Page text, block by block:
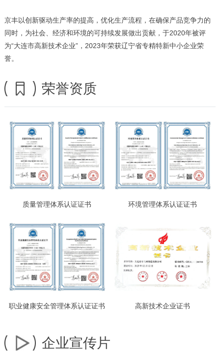
京丰以创新驱动生产率的提高，优化生产流程，在确保产品竞争力的
同时，为社会、经济和环境的可持续发展做出贡献，于2020年被评
为“大连市高新技术企业”，2023年荣获辽宁省专精特新中小企业荣
誉。
荣誉资质
质量管理体系认证证书 环境管理体系认证证书
职业健康安全管理体系认证证书 高新技术企业证书
企业宣传片